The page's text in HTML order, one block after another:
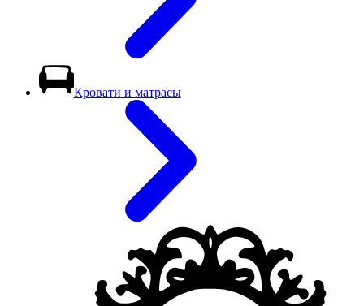
Кровати и матрасы